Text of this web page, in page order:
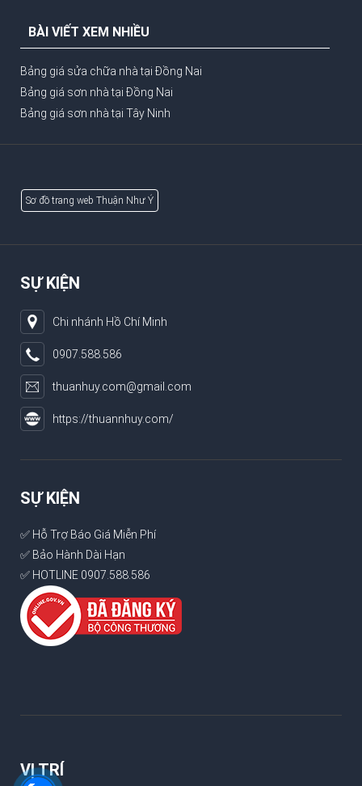
BÀI VIẾT XEM NHIỀU
Bảng giá sửa chữa nhà tại Đồng Nai
Bảng giá sơn nhà tại Đồng Nai
Bảng giá sơn nhà tại Tây Ninh
Sơ đồ trang web Thuận Như Ý
SỰ KIỆN
Chi nhánh Hồ Chí Minh
0907.588.586
thuanhuy.com@gmail.com
https://thuannhuy.com/
SỰ KIỆN
✅ Hỗ Trợ Báo Giá Miễn Phí
✅ Bảo Hành Dài Hạn
✅ HOTLINE 0907.588.586
VỊ TRÍ